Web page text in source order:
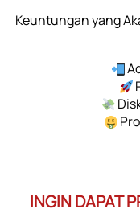
Keuntungan yang
INGIN DAPAT